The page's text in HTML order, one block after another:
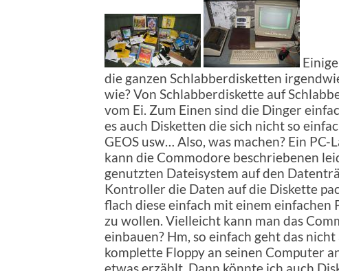
die ganzen Schlabberdisketten
wie? Von Schlabberdiskette auf
vom Ei. Zum Einen sind die Dinger
es auch Disketten die sich nicht so
GEOS usw… Also, was machen? Ein
kann die Commodore beschriebenen
genutzten Dateisystem auf den
Kontroller die Daten auf die Diskette
flach diese einfach mit einem
zu wollen. Vielleicht kann man das
einbauen? Hm, so einfach geht das
komplette Floppy an seinen Computer
etwas erzählt. Dann könnte ich auch